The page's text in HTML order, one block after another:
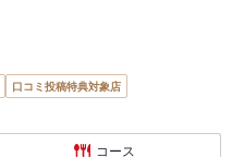
口コミ投稿特典対象店
コース